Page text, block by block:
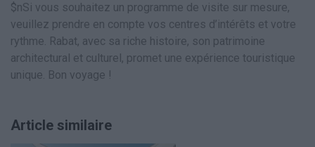
$nSi vous souhaitez un programme de visite sur mesure,
veuillez prendre en compte vos centres d’intérêts et votre
rythme. Rabat, avec sa riche histoire, son patrimoine
architectural et culturel, promet une expérience touristique
unique. Bon voyage !
Article similaire